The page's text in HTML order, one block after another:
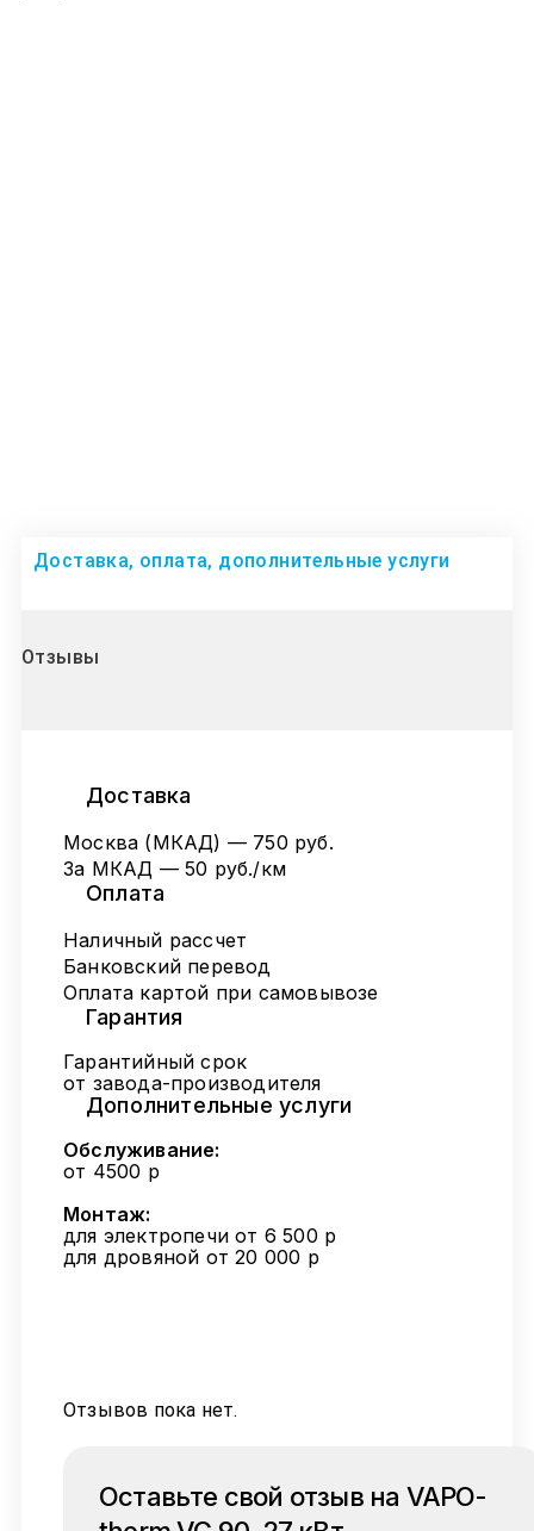
Доставка, оплата, дополнительные услуги
Отзывы
Доставка
Москва (МКАД) — 750 руб.
За МКАД — 50 руб./км
Оплата
Наличный рассчет
Банковский перевод
Оплата картой при самовывозе
Гарантия
Гарантийный срок
от завода-производителя
Дополнительные услуги
Обслуживание:
от 4500 р
Монтаж:
для электропечи от 6 500 р
для дровяной от 20 000 р
Отзывов пока нет.
Оставьте свой отзыв на VAPO-